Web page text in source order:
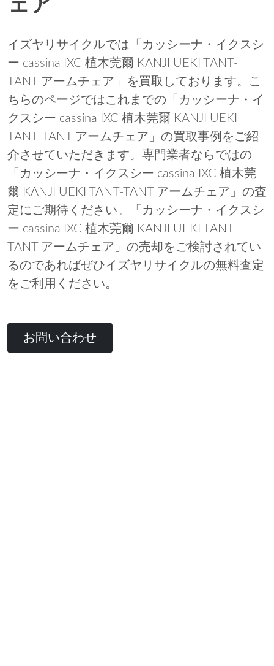
イズヤリサイクルでは「カッシーナ・イクスシ
ー cassina IXC 植木莞爾 KANJI UEKI TANT-
TANT アームチェア」を買取しております。こ
ちらのページではこれまでの「カッシーナ・イ
クスシー cassina IXC 植木莞爾 KANJI UEKI
TANT-TANT アームチェア」の買取事例をご紹
介させていただきます。専門業者ならではの
「カッシーナ・イクスシー cassina IXC 植木莞
爾 KANJI UEKI TANT-TANT アームチェア」の査
定にご期待ください。「カッシーナ・イクスシ
ー cassina IXC 植木莞爾 KANJI UEKI TANT-
TANT アームチェア」の売却をご検討されてい
るのであればぜひイズヤリサイクルの無料査定
をご利用ください。
お問い合わせ